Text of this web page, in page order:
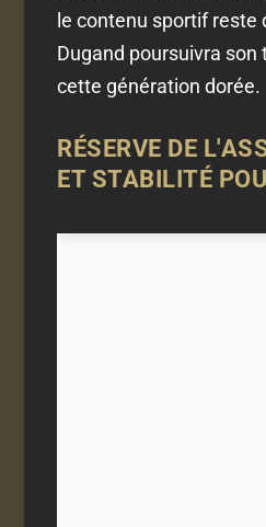
le contenu sportif reste
Dugand poursuivra son
cette génération dorée.
RÉSERVE DE
ET STABILITÉ